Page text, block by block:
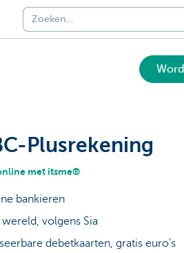
Plusrekening
met itsme®
bankieren
wereld, volgens Sia
debetkaarten, gratis euro's